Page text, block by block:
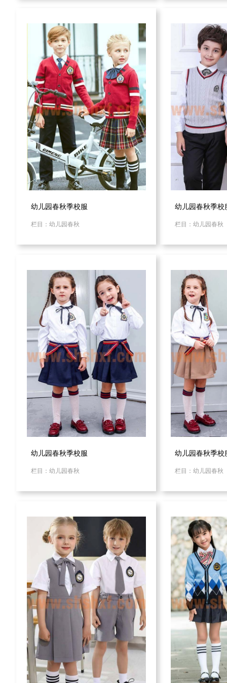
幼儿园春秋季校服
栏目：幼儿园春秋
幼儿园春秋季校
栏目：幼儿园春秋
幼儿园春秋季校服
栏目：幼儿园春秋
幼儿园春秋季校
栏目：幼儿园春秋